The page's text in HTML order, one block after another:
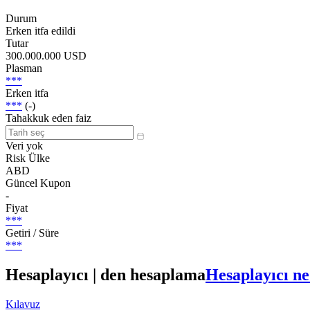
Durum
Erken itfa edildi
Tutar
300.000.000 USD
Plasman
***
Erken itfa
*** (-)
Tahakkuk eden faiz
Veri yok
Risk Ülke
ABD
Güncel Kupon
-
Fiyat
***
Getiri / Süre
***
Hesaplayıcı | den hesaplamaHesaplayıcı
Kılavuz